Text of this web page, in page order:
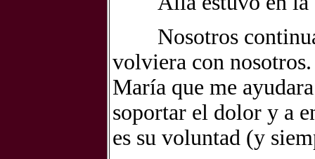
Nosotros
volviera con
María que me
soportar el dolor y a
es su voluntad (y